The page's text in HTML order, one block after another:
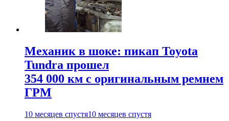
Механик в шоке: пикап Toyota
Tundra прошел
354 000 км с оригинальным ремнем
ГРМ
10 месяцев спустя10 месяцев спустя